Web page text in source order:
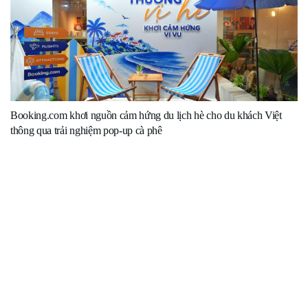
Booking.com khơi nguồn cảm hứng du lịch hè cho du khách Việt
thông qua trải nghiệm pop-up cà phê